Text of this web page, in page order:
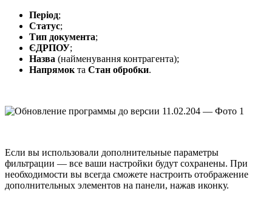
Період;
Статус;
Тип документа;
ЄДРПОУ;
Назва (найменування контрагента);
Напрямок та Стан обробки.
Если вы использовали дополнительные параметры
фильтрации — все ваши настройки будут сохранены. При
необходимости вы всегда сможете настроить отображение
дополнительных элементов на панели, нажав иконку.